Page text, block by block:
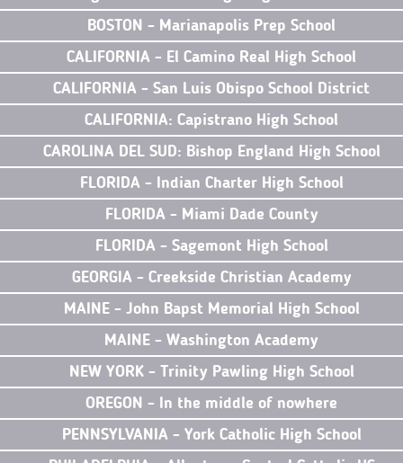
BOSTON - Marianapolis Prep School
CALIFORNIA - El Camino Real High School
CALIFORNIA - San Luis Obispo School District
CALIFORNIA: Capistrano High School
CAROLINA DEL SUD: Bishop England High School
FLORIDA - Indian Charter High School
FLORIDA - Miami Dade County
FLORIDA - Sagemont High School
GEORGIA - Creekside Christian Academy
MAINE - John Bapst Memorial High School
MAINE - Washington Academy
NEW YORK - Trinity Pawling High School
OREGON - In the middle of nowhere
PENNSYLVANIA - York Catholic High School